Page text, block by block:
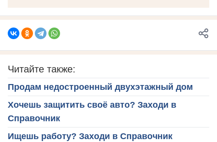
Читайте также:
Продам недостроенный двухэтажный дом
Хочешь защитить своё авто? Заходи в
Справочник
Ищешь работу? Заходи в Справочник